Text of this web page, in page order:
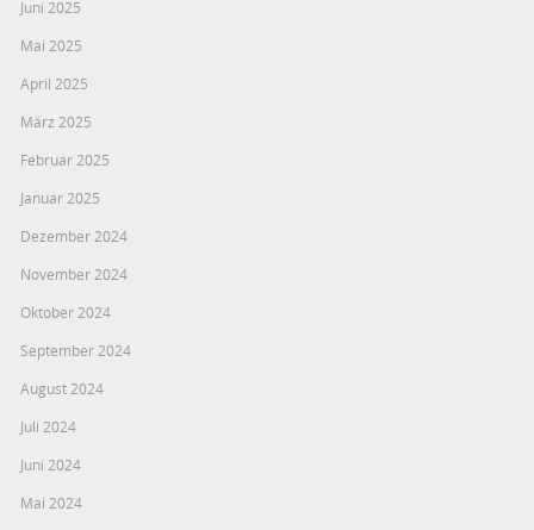
Juni 2025
Mai 2025
April 2025
März 2025
Februar 2025
Januar 2025
Dezember 2024
November 2024
Oktober 2024
September 2024
August 2024
Juli 2024
Juni 2024
Mai 2024